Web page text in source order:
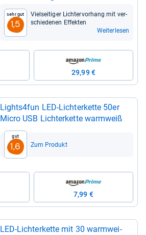
Sehr gut
1,5
Viel­sei­ti­ger Lich­ter­vor­hang mit ver­
schie­de­nen Effek­ten
Weiterlesen
29,99 €
Lights4fun LED-​Lich­ter­kette 50er
Micro USB Lich­ter­kette warm­weiß
Gut
1,6 Zum Produkt
7,99 €
LED-​Lich­ter­kette mit 30 warm­wei­